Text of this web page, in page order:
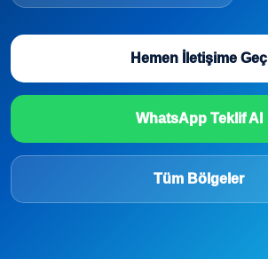
Hemen İletişime Geç
WhatsApp Teklif Al
Tüm Bölgeler